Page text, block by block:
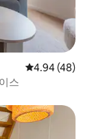
평점 4.94점(5
4.94 (48)
스